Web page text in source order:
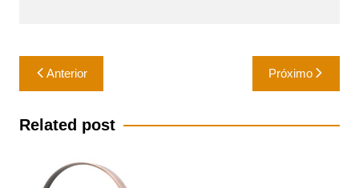
Navegação
de
Post
Anterior Próximo
Related post